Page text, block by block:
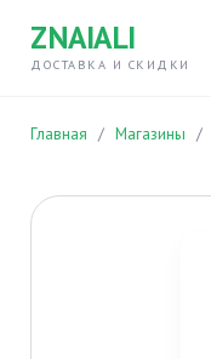
ZNAIALI
ДОСТАВКА И СКИДКИ
Главная / Магазины /